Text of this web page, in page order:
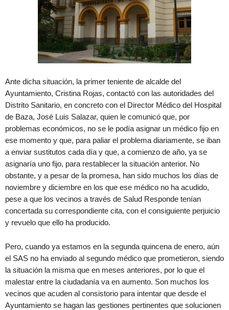
Ante dicha situación, la primer teniente de alcalde del
Ayuntamiento, Cristina Rojas, contactó con las autoridades del
Distrito Sanitario, en concreto con el Director Médico del Hospital
de Baza, José Luis Salazar, quien le comunicó que, por
problemas económicos, no se le podía asignar un médico fijo en
ese momento y que, para paliar el problema diariamente, se iban
a enviar sustitutos cada día y que, a comienzo de año, ya se
asignaría uno fijo, para restablecer la situación anterior. No
obstante, y a pesar de la promesa, han sido muchos los días de
noviembre y diciembre en los que ese médico no ha acudido,
pese a que los vecinos a través de Salud Responde tenían
concertada su correspondiente cita, con el consiguiente perjuicio
y revuelo que ello ha producido.
Pero, cuando ya estamos en la segunda quincena de enero, aún
el SAS no ha enviado al segundo médico que prometieron, siendo
la situación la misma que en meses anteriores, por lo que el
malestar entre la ciudadanía va en aumento. Son muchos los
vecinos que acuden al consistorio para intentar que desde el
Ayuntamiento se hagan las gestiones pertinentes que solucionen